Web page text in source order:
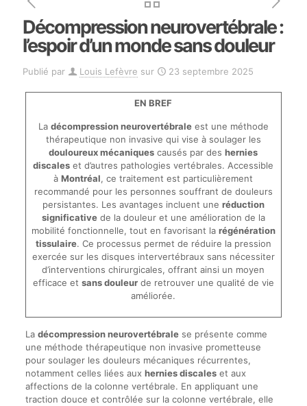
Décompression neurovertébrale :
l’espoir d’un monde sans douleur
Publié par Louis Lefèvre sur 23 septembre 2025
EN BREF
La décompression neurovertébraleest une méthode
thérapeutique non invasive qui vise à soulager les
douloureux mécaniques causés par deshernies
discales et d’autres pathologies vertébrales. Accessible
àMontréal, ce traitement est particulièrement
recommandé pour les personnes souffrant de douleurs
persistantes. Les avantages incluent une réduction
significativede la douleur et une amélioration de la
mobilité fonctionnelle, tout en favorisant la régénération
tissulaire. Ce processus permet de réduire la pression
exercée sur les disques intervertébraux sans nécessiter
d’interventions chirurgicales, offrant ainsi un moyen
efficace et sans douleurde retrouver une qualité de vie
améliorée.
La décompression neurovertébralese présente comme
une méthode thérapeutique non invasive prometteuse
pour soulager les douleurs mécaniques récurrentes,
notamment celles liées aux hernies discaleset aux
affections de la colonne vertébrale. En appliquant une
traction douce et contrôlée sur la colonne vertébrale, elle